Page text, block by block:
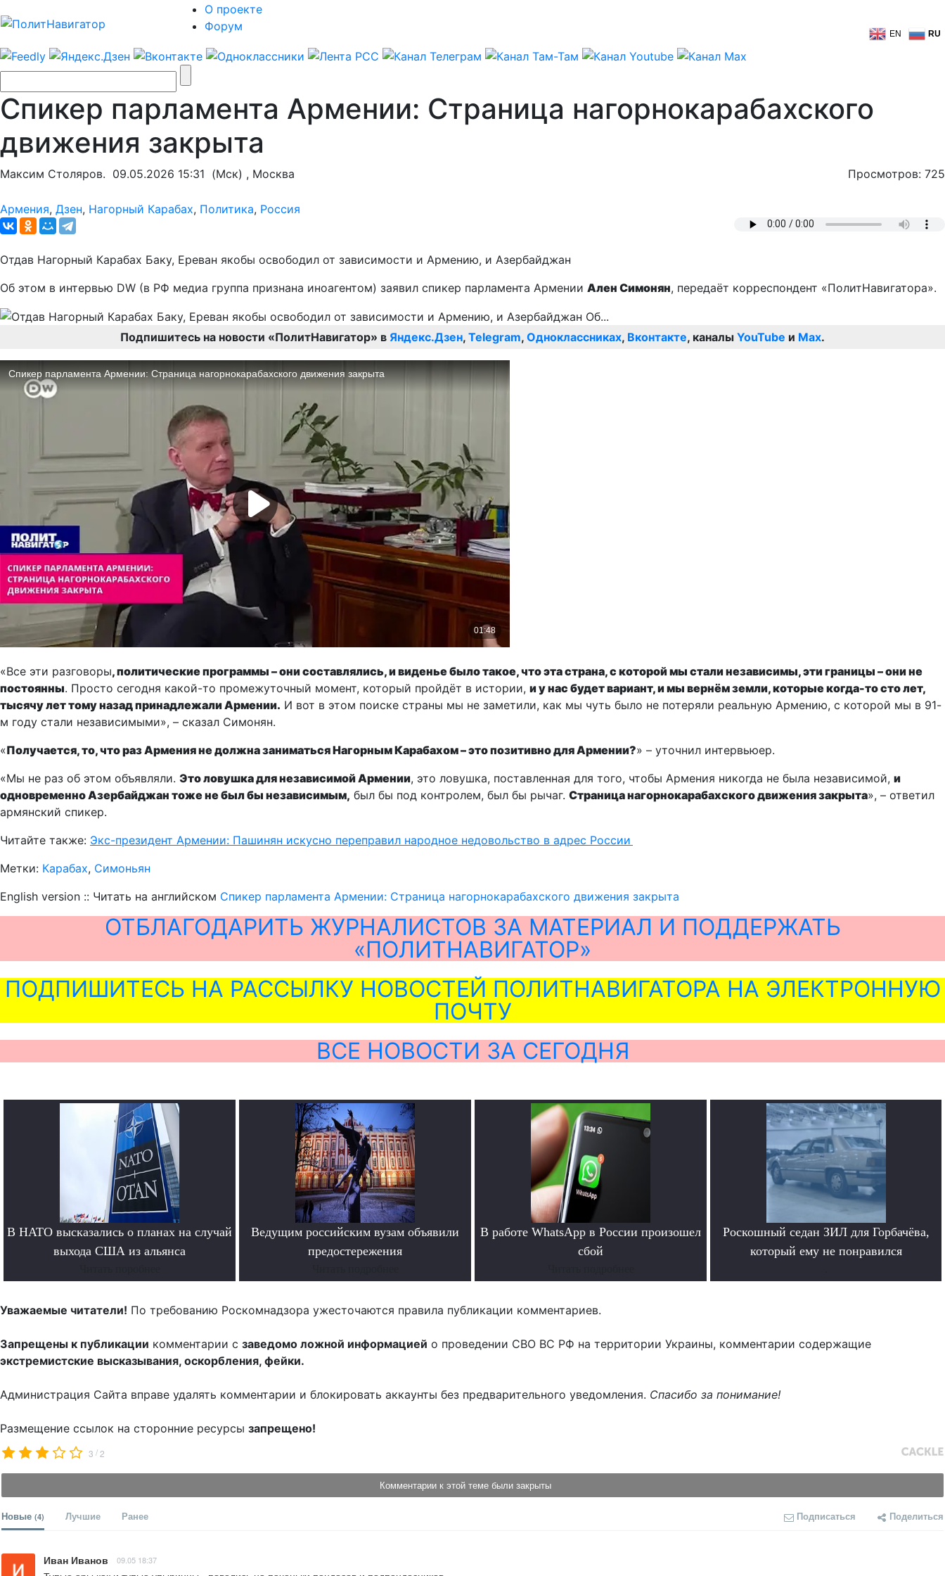
О проекте
Форум
EN RU
Спикер парламента Армении: Страница нагорнокарабахского
движения закрыта
Максим Столяров. 09.05.2026 15:31 (Мск) , Москва Просмотров: 725
Армения, Дзен, Нагорный Карабах, Политика, Россия
Отдав Нагорный Карабах Баку, Ереван якобы освободил от зависимости и Армению, и Азербайджан
Об этом в интервью DW (в РФ медиа группа признана иноагентом) заявил спикер парламента Армении Ален Симонян, передаёт корреспондент «ПолитНавигатора».
Подпишитесь на новости «ПолитНавигатор» в Яндекс.Дзен, Telegram, Одноклассниках, Вконтакте, каналы YouTube и Max.
«Все эти разговоры, политические программы – они составлялись, и виденье было такое, что эта страна, с которой мы стали независимы, эти границы – они не
постоянны. Просто сегодня какой-то промежуточный момент, который пройдёт в истории, и у нас будет вариант, и мы вернём земли, которые когда-то сто лет,
тысячу лет тому назад принадлежали Армении. И вот в этом поиске страны мы не заметили, как мы чуть было не потеряли реальную Армению, с которой мы в 91-
м году стали независимыми», – сказал Симонян.
«Получается, то, что раз Армения не должна заниматься Нагорным Карабахом – это позитивно для Армении?» – уточнил интервьюер.
«Мы не раз об этом объявляли. Это ловушка для независимой Армении, это ловушка, поставленная для того, чтобы Армения никогда не была независимой, и
одновременно Азербайджан тоже не был бы независимым, был бы под контролем, был бы рычаг. Страница нагорнокарабахского движения закрыта», – ответил
армянский спикер.
Читайте также: Экс-президент Армении: Пашинян искусно переправил народное недовольство в адрес России
Метки: Карабах, Симоньян
English version :: Читать на английском Спикер парламента Армении: Страница нагорнокарабахского движения закрыта
ОТБЛАГОДАРИТЬ ЖУРНАЛИСТОВ ЗА МАТЕРИАЛ И ПОДДЕРЖАТЬ
«ПОЛИТНАВИГАТОР»
ПОДПИШИТЕСЬ НА РАССЫЛКУ НОВОСТЕЙ ПОЛИТНАВИГАТОРА НА ЭЛЕКТРОННУЮ
ПОЧТУ
ВСЕ НОВОСТИ ЗА СЕГОДНЯ
В НАТО высказались о планах на случай
выхода США из альянса
Ведущим российским вузам объявили
предостережения
В работе WhatsApp в России произошел
сбой
Роскошный седан ЗИЛ для Горбачёва,
который ему не понравился
Уважаемые читатели! По требованию Роскомнадзора ужесточаются правила публикации комментариев.
Запрещены к публикации комментарии с заведомо ложной информацией о проведении СВО ВС РФ на территории Украины, комментарии содержащие
экстремистские высказывания, оскорбления, фейки.
Администрация Сайта вправе удалять комментарии и блокировать аккаунты без предварительного уведомления. Спасибо за понимание!
Размещение ссылок на сторонние ресурсы запрещено!
3 /2
Комментарии к этой теме были закрыты
Новые (4) Лучшие Ранее Подписаться Поделиться
Иван Иванов 09.05 18:37